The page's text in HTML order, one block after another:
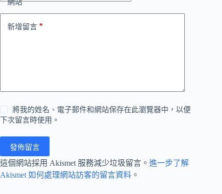
網站
新增留言 *
將我的姓名、電子郵件和網站保存在此瀏覽器中，以便
下次留言時使用。
發佈留言
這個網站採用 Akismet 服務減少垃圾留言。 進一步了解
Akismet 如何處理網站訪客的留言資料 。